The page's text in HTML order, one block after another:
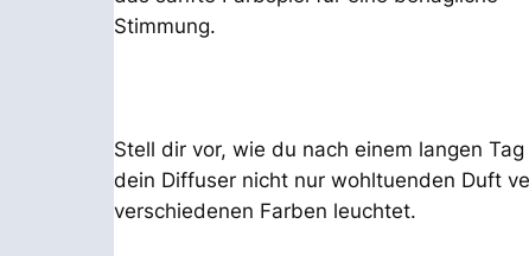
Stimmung.
Stell dir vor, wie du nach einem langen
dein Diffuser nicht nur wohltuenden Duft
verschiedenen Farben leuchtet.